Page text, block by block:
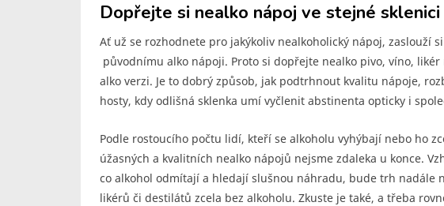
Dopřejte si nealko nápoj ve stejné sklenici
Ať už se rozhodnete pro jakýkoliv nealkoholický nápoj, zaslouží
původnímu alko nápoji. Proto si dopřejte nealko pivo, víno,
alko verzi. Je to dobrý způsob, jak podtrhnout kvalitu nápoje,
hosty, kdy odlišná sklenka umí vyčlenit abstinenta opticky i
Podle rostoucího počtu lidí, kteří se alkoholu vyhýbají nebo ho
úžasných a kvalitních nealko nápojů nejsme zdaleka u konce.
co alkohol odmítají a hledají slušnou náhradu, bude trh nadále
likérů či destilátů zcela bez alkoholu. Zkuste je také, a třeba